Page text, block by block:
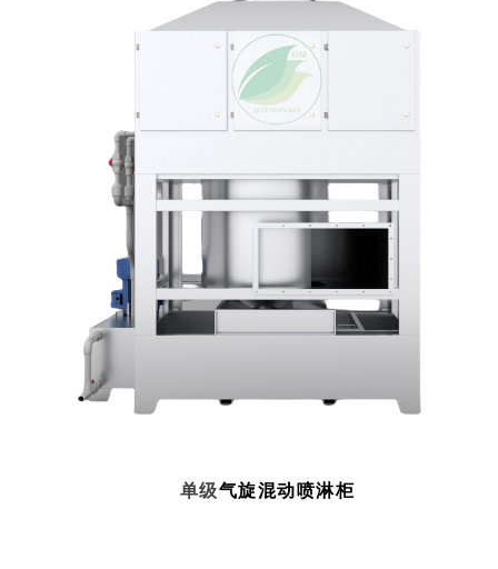
单级气旋混动喷淋柜